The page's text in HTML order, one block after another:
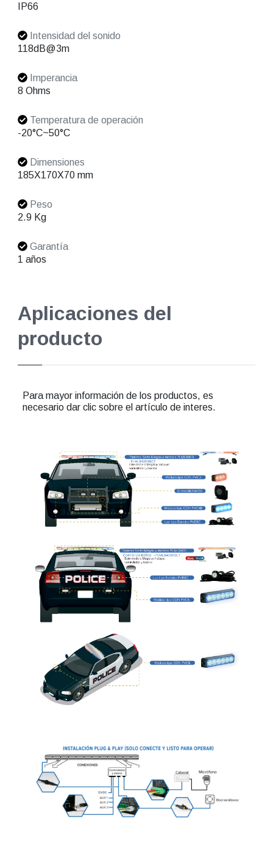
IP66
Intensidad del sonido
118dB@3m
Imperancia
8 Ohms
Temperatura de operación
-20°C~50°C
Dimensiones
185X170X70 mm
Peso
2.9 Kg
Garantía
1 años
Aplicaciones del
producto
Para mayor información de los productos, es
necesario dar clic sobre el artículo de interes.